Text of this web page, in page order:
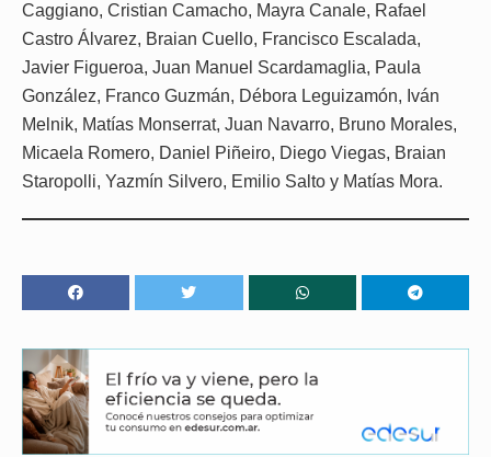
Caggiano, Cristian Camacho, Mayra Canale, Rafael
Castro Álvarez, Braian Cuello, Francisco Escalada,
Javier Figueroa, Juan Manuel Scardamaglia, Paula
González, Franco Guzmán, Débora Leguizamón, Iván
Melnik, Matías Monserrat, Juan Navarro, Bruno Morales,
Micaela Romero, Daniel Piñeiro, Diego Viegas, Braian
Staropolli, Yazmín Silvero, Emilio Salto y Matías Mora.